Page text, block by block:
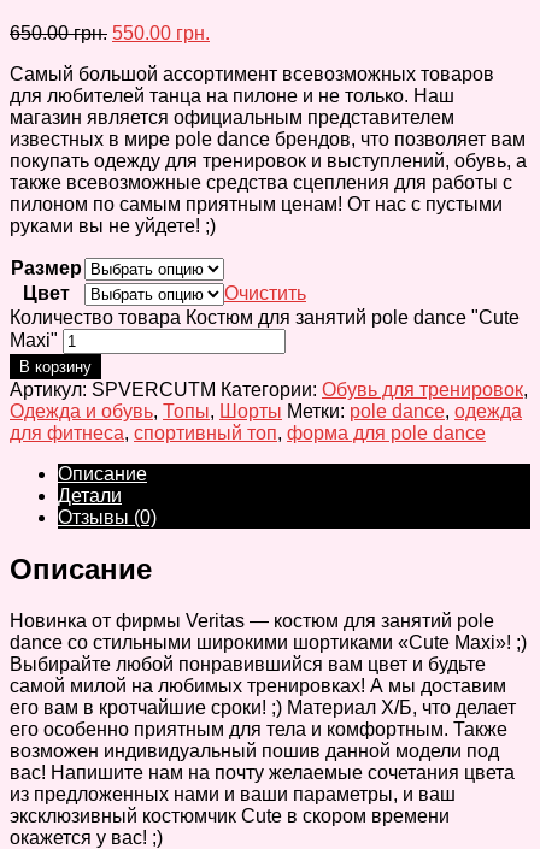
650.00грн. 550.00 грн.
Самый большой ассортимент всевозможных товаров
для любителей танца на пилоне и не только. Наш
магазин является официальным представителем
известных в мире pole dance брендов, что позволяет вам
покупать одежду для тренировок и выступлений, обувь, а
также всевозможные средства сцепления для работы с
пилоном по самым приятным ценам! От нас с пустыми
руками вы не уйдете! ;)
Размер
Цвет
Очистить
Количество товара Костюм для занятий pole dance "Cute
Maxi"
В корзину
Артикул: SPVERCUTM Категории: Обувь для тренировок,
Одежда и обувь, Топы, Шорты Метки: pole dance, одежда
для фитнеса, спортивный топ, форма для pole dance
Описание
Детали
Отзывы (0)
Описание
Новинка от фирмы Veritas — костюм для занятий pole
dance со стильными широкими шортиками «Cute Maxi»! ;)
Выбирайте любой понравившийся вам цвет и будьте
самой милой на любимых тренировках! А мы доставим
его вам в кротчайшие сроки! ;) Материал Х/Б, что делает
его особенно приятным для тела и комфортным. Также
возможен индивидуальный пошив данной модели под
вас! Напишите нам на почту желаемые сочетания цвета
из предложенных нами и ваши параметры, и ваш
эксклюзивный костюмчик Cute в скором времени
окажется у вас! ;)